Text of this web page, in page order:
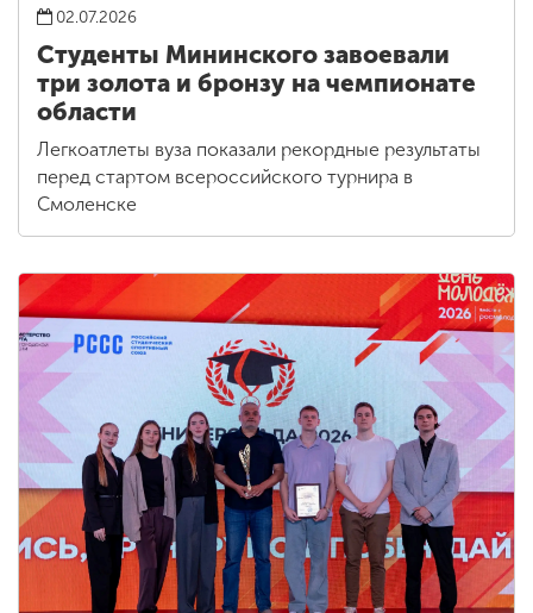
02.07.2026
Студенты Мининского завоевали
три золота и бронзу на чемпионате
области
Легкоатлеты вуза показали рекордные результаты
перед стартом всероссийского турнира в
Смоленске